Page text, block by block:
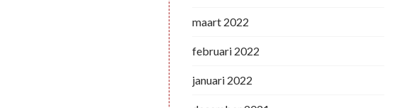
maart 2022
februari 2022
januari 2022